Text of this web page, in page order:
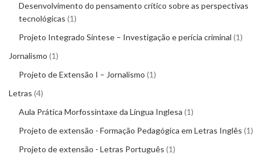
Desenvolvimento do pensamento crítico sobre as perspectivas
tecnológicas 1
Projeto Integrado Síntese – Investigação e perícia criminal 1
Jornalismo 1
Projeto de Extensão I – Jornalismo 1
Letras 4
Aula Prática Morfossintaxe da Língua Inglesa 1
Projeto de extensão - Formação Pedagógica em Letras Inglês 1
Projeto de extensão - Letras Português 1